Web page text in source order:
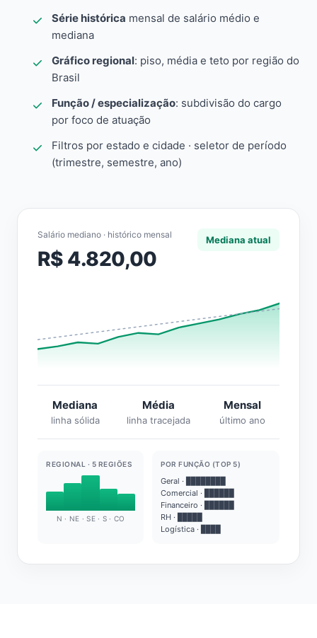
Série histórica mensal de salário médio e
mediana
Gráfico regional: piso, média e teto por região do
Brasil
Função / especialização: subdivisão do cargo
por foco de atuação
Filtros por estado e cidade · seletor de período
(trimestre, semestre, ano)
Salário mediano · histórico mensal
R$ 4.820,00
Mediana atual
Mediana
linha sólida
Média
linha tracejada
Mensal
último ano
REGIONAL · 5 REGIÕES
N · NE · SE · S · CO
POR FUNÇÃO (TOP 5)
Geral · ████████
Comercial · ██████
Financeiro · ██████
RH · █████
Logística · ████